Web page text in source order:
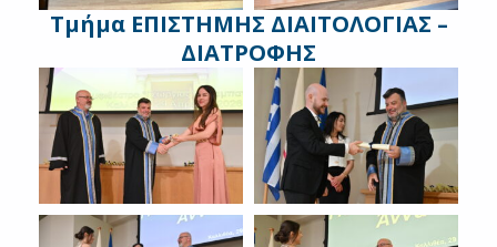
Τμήμα ΕΠΙΣΤΗΜΗΣ ΔΙΑΙΤΟΛΟΓΙΑΣ –
ΔΙΑΤΡΟΦΗΣ